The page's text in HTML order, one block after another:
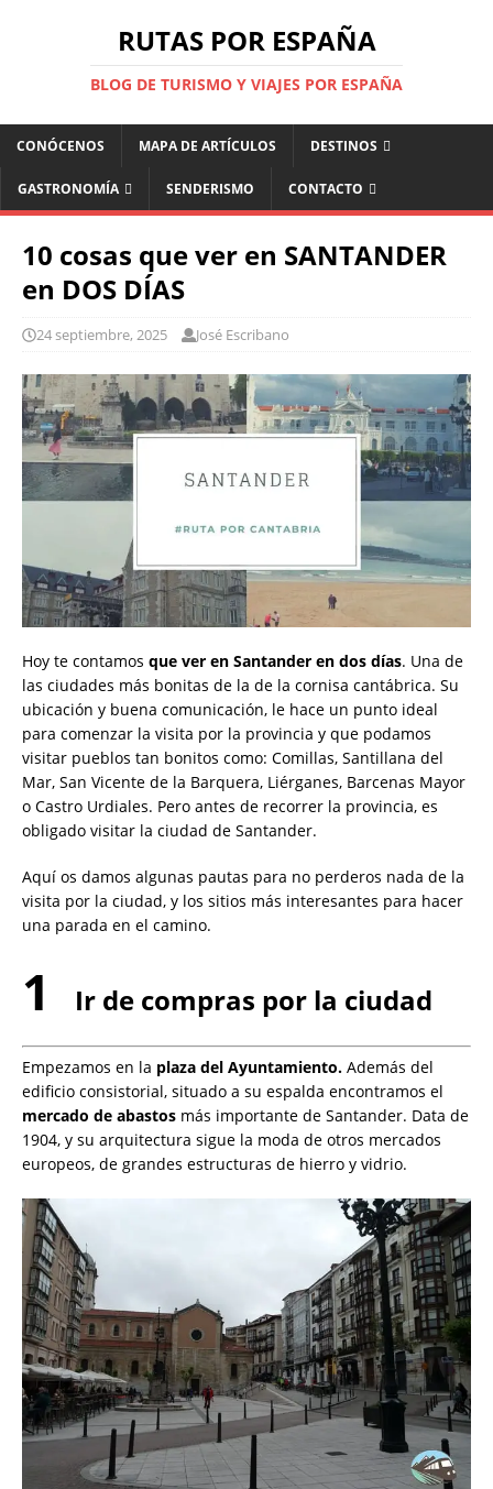
RUTAS POR ESPAÑA
BLOG DE TURISMO Y VIAJES POR ESPAÑA
CONÓCENOS MAPA DE ARTÍCULOS DESTINOS
GASTRONOMÍA SENDERISMO CONTACTO
10 cosas que ver en SANTANDER
en DOS DÍAS
24 septiembre, 2025 José Escribano
Hoy te contamos que ver en Santander en dos días. Una de
las ciudades más bonitas de la de la cornisa cantábrica. Su
ubicación y buena comunicación, le hace un punto ideal
para comenzar la visita por la provincia y que podamos
visitar pueblos tan bonitos como: Comillas, Santillana del
Mar, San Vicente de la Barquera, Liérganes, Barcenas Mayor
o Castro Urdiales. Pero antes de recorrer la provincia, es
obligado visitar la ciudad de Santander.
Aquí os damos algunas pautas para no perderos nada de la
visita por la ciudad, y los sitios más interesantes para hacer
una parada en el camino.
1 Ir de compras por la ciudad
Empezamos en la plaza del Ayuntamiento. Además del
edificio consistorial, situado a su espalda encontramos el
mercado de abastos más importante de Santander. Data de
1904, y su arquitectura sigue la moda de otros mercados
europeos, de grandes estructuras de hierro y vidrio.